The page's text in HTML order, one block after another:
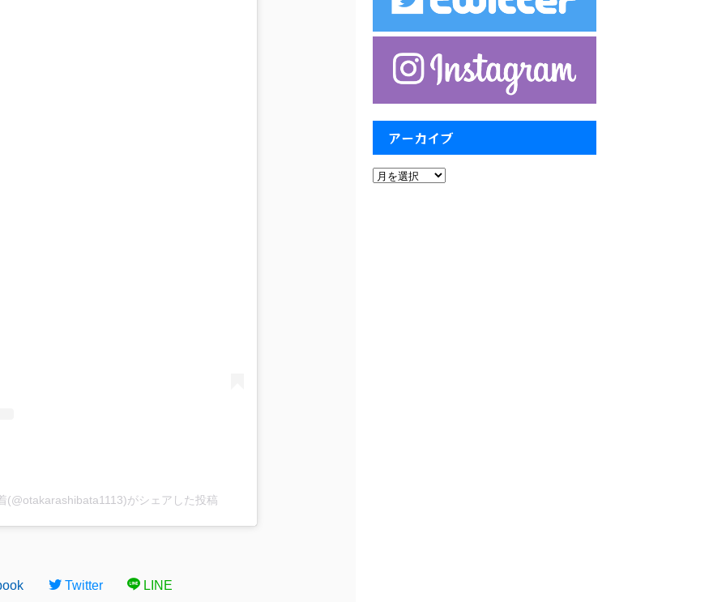
(@otakarashibata1113)がシェアした投稿
Twitter LINE
アーカイブ
ア